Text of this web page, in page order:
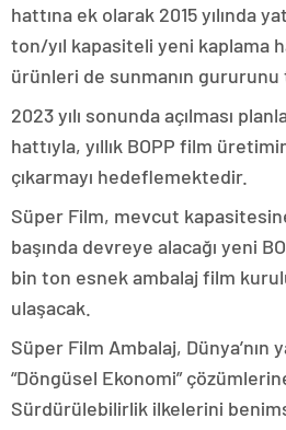
hattına ek olarak 2015 yılında
ton/yıl kapasiteli yeni kaplama
ürünleri de sunmanın gururunu
2023 yılı sonunda açılması
hattıyla, yıllık BOPP film
çıkarmayı hedeflemektedir.
Süper Film, mevcut
başında devreye alacağı yeni
bin ton esnek ambalaj film
ulaşacak.
Süper Film Ambalaj, Dünya’nın
“Döngüsel Ekonomi”
Sürdürülebilirlik ilkelerini